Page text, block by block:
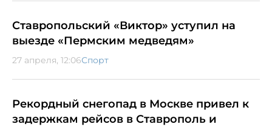
Ставропольский «Виктор» уступил на
выезде «Пермским медведям»
27 апреля, 12:06Спорт
Рекордный снегопад в Москве привел к
задержкам рейсов в Ставрополь и